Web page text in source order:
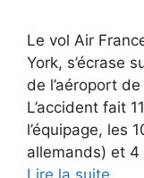
Le vol Air
York, s’écrase
de l’aéroport
L’accident fait
l’équipage, les
allemands) et 4
Lire la suite